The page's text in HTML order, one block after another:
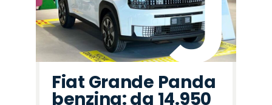
Fiat Grande Panda
benzina: da 14.950